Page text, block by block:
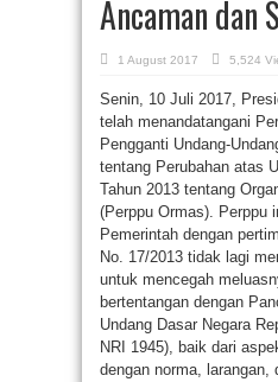
Ancaman dan
1 August 2017 5,524
Senin, 10 Juli 2017,
telah menandatangani
Pengganti Undang-
tentang Perubahan atas
Tahun 2013 tentang
(Perppu Ormas). Perppu
Pemerintah dengan
No. 17/2013 tidak lagi
untuk mencegah
bertentangan dengan
Undang Dasar Negara
NRI 1945), baik dari
dengan norma, larangan,